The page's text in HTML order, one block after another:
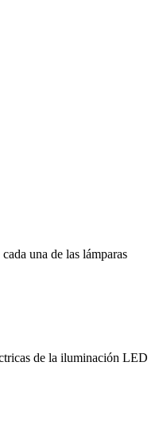
una de las lámparas
de la iluminación LED